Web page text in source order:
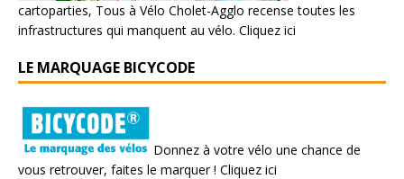
cartoparties, Tous à Vélo Cholet-Agglo recense toutes les
infrastructures qui manquent au vélo. Cliquez ici
LE MARQUAGE BICYCODE
Donnez à votre vélo une chance de
vous retrouver, faites le marquer ! Cliquez ici